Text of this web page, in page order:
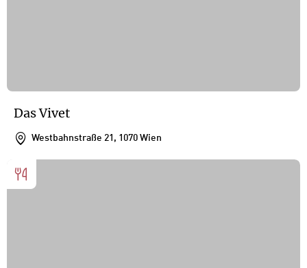
Das Vivet
Westbahnstraße 21, 1070 Wien